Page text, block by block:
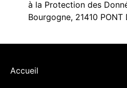
à la Protection des
Bourgogne, 21410 PONT
Accueil